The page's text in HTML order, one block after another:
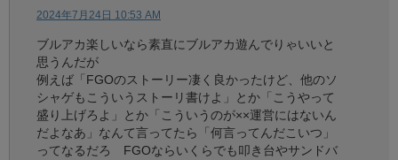
2024年7月24日 10:53 AM
ブルアカ楽しいなら素直にブルアカ遊んでりゃいいと
思うんだが
例えば「FGOのストーリー凄く良かったけど、他のソ
シャゲもこういうストーリ書けよ」とか「こうやって
盛り上げろよ」とか「こういうのが××運営にはないん
だよなあ」なんて言ってたら「何言ってんだこいつ」
ってなるだろ FGOならいくらでも叩き台やサンドバ